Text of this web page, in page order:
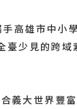
雄市中小
少見的跨
大世界豐